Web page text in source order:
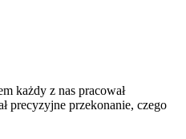
każdy z nas pracował
precyzyjne przekonanie, czego